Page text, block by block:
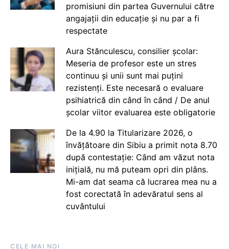
promisiuni din partea Guvernului către
angajații din educație și nu par a fi
respectate
Aura Stănculescu, consilier școlar:
Meseria de profesor este un stres
continuu și unii sunt mai puțini
rezistenți. Este necesară o evaluare
psihiatrică din când în când / De anul
școlar viitor evaluarea este obligatorie
De la 4.90 la Titularizare 2026, o
învățătoare din Sibiu a primit nota 8.70
după contestație: Când am văzut nota
inițială, nu mă puteam opri din plâns.
Mi-am dat seama că lucrarea mea nu a
fost corectată în adevăratul sens al
cuvântului
CELE MAI NOI